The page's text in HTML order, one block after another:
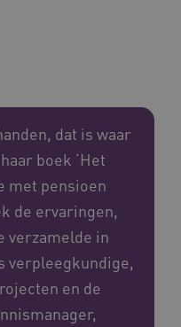
dat is waar
boek ‘Het
met pensioen
de ervaringen,
verzamelde in
verpleegkundige,
en de